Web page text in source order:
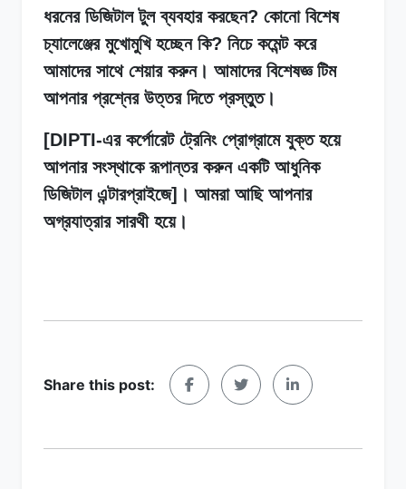
ধরনের ডিজিটাল টুল ব্যবহার করছেন? কোনো বিশেষ
চ্যালেঞ্জের মুখোমুখি হচ্ছেন কি? নিচে কমেন্ট করে
আমাদের সাথে শেয়ার করুন। আমাদের বিশেষজ্ঞ টিম
আপনার প্রশ্নের উত্তর দিতে প্রস্তুত।
[DIPTI-এর কর্পোরেট ট্রেনিং প্রোগ্রামে যুক্ত হয়ে
আপনার সংস্থাকে রূপান্তর করুন একটি আধুনিক
ডিজিটাল এন্টারপ্রাইজে]। আমরা আছি আপনার
অগ্রযাত্রার সারথী হয়ে।
Share this post: